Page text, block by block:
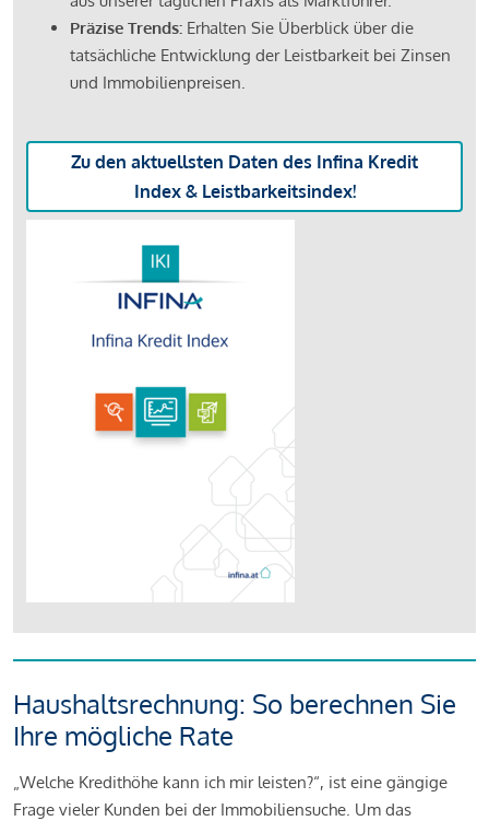
Präzise Trends: Erhalten Sie Überblick über die
tatsächliche Entwicklung der Leistbarkeit bei Zinsen
und Immobilienpreisen.
Zu den aktuellsten Daten des Infina Kredit
Index & Leistbarkeitsindex!
Haushaltsrechnung: So berechnen Sie
Ihre mögliche Rate
„Welche Kredithöhe kann ich mir leisten?“, ist eine gängige
Frage vieler Kunden bei der Immobiliensuche. Um das